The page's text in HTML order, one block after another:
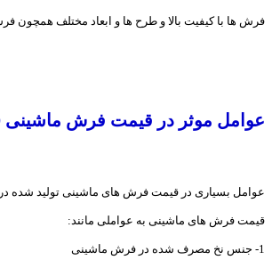
فرش ها با کیفیت بالا و طرح ها و ابعاد مختلف همچون فرش 6 متری , فرش 9 متری , فرش 12 متری تولید و به مشتریان عرضه می
عوامل موثر در قیمت فرش ماشینی 700شانه طرح ترلان گردویی:
عوامل بسیاری در قیمت فرش های ماشینی تولید شده
قیمت فرش های ماشینی به عواملی مانند:
1- جنس نخ مصرف شده در فرش ماشینی